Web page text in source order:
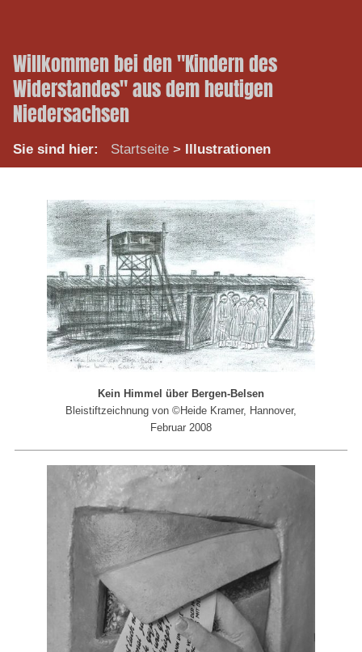
Willkommen bei den "Kindern des
Widerstandes" aus dem heutigen
Niedersachsen
Sie sind hier: Startseite > Illustrationen
Kein Himmel über Bergen-Belsen
Bleistiftzeichnung von ©Heide Kramer, Hannover,
Februar 2008